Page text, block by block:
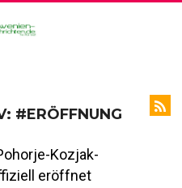
#ERÖFFNUNG
Kozjak-
eröffnet